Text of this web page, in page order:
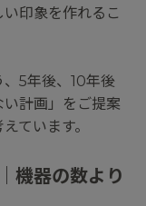
印象を作れるこ
、5年後、10年後
計画」をご提案
ています。
機器の数より